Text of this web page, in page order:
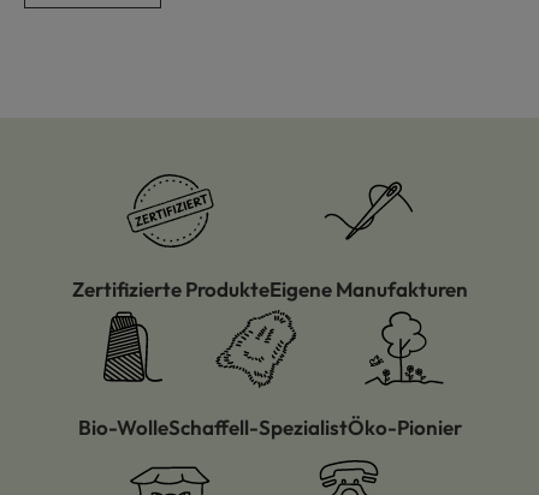
Zertifizierte ProdukteEigene Manufakturen
Bio-WolleSchaffell-SpezialistÖko-Pionier